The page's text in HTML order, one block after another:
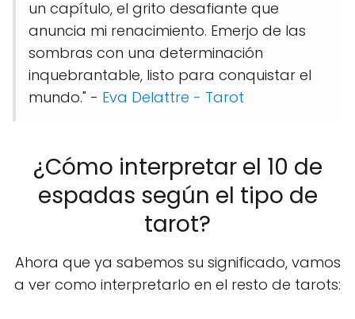
un capítulo, el grito desafiante que
anuncia mi renacimiento. Emerjo de las
sombras con una determinación
inquebrantable, listo para conquistar el
mundo." - Eva Delattre - Tarot
¿Cómo interpretar el 10 de
espadas según el tipo de
tarot?
Ahora que ya sabemos su significado, vamos
a ver como interpretarlo en el resto de tarots: